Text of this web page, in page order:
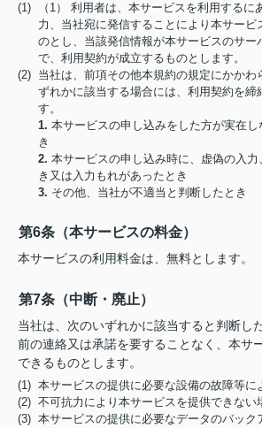
(1) （1） 利用者は、本サービスを利用するに
力、当社宛に発信することにより本サービ
のとし、当該発信情報が本サービスのサー
で、利用契約が成立するものとします。
(2) 当社は、前項その他本規約の規定にかかわ
ずれかに該当する場合には、利用契約を締
す。
1. 本サービスの申し込みをした方が実在し
き
2. 本サービスの申し込み時に、虚偽の入力
き又は入力もれがあったとき
3. その他、当社が不適当と判断したとき
第6条（本サービスの料金）
本サービスの利用料金は、無料とします。
第7条（中断・廃止）
当社は、次のいずれかに該当すると判断し
前の連絡又は承諾を要することなく、本サ
できるものとします。
(1) 本サービスの提供に必要な設備の故障等に
(2) 不可抗力により本サービスを提供できない
(3) 本サービスの提供に必要なデータのバック